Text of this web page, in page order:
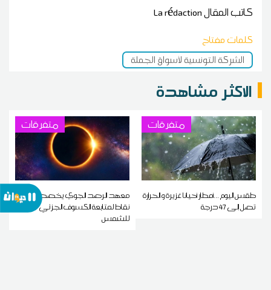
كاتب المقالLa rédaction
كلمات مفتاح
الشركة التونسية لأسواق الجملة
الاكثر مشاهدة
متفرقات
طقس اليوم ...أمطار أحيانا غزيرة و الحرارة
تصل إلى 47 درجة
متفرقات
معهد الرصد الجوي يخصص خمس
نقاط لمتابعة الكسوف الجزئي
للشمس